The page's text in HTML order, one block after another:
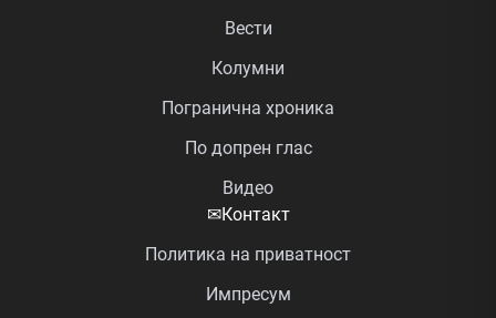
Вести
Колумни
Погранична хроника
По допрен глас
Видео
✉Контакт
Политика на приватност
Импресум